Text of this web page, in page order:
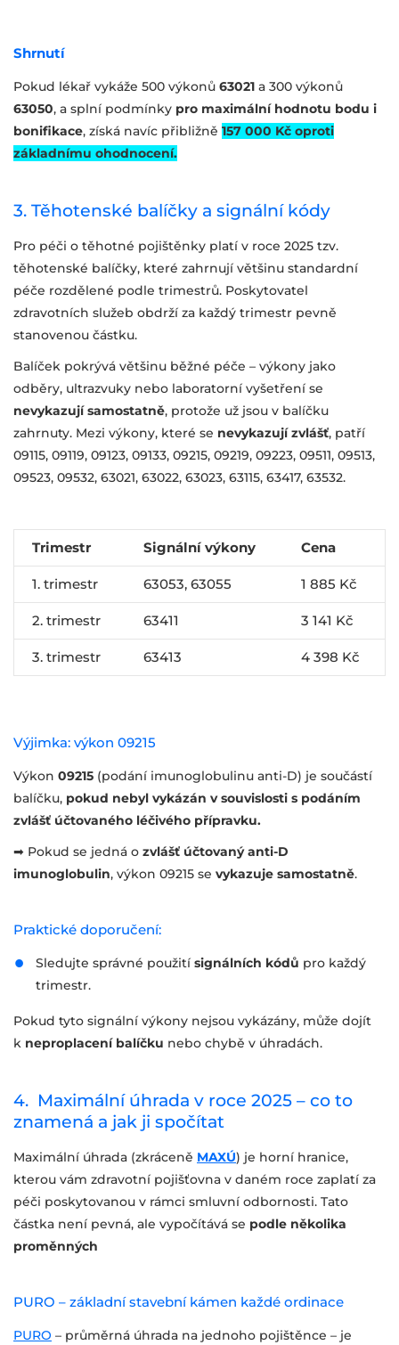
Shrnutí
Pokud lékař vykáže 500 výkonů 63021 a 300 výkonů
63050, a splní podmínky pro maximální hodnotu bodu i
bonifikace, získá navíc přibližně 157 000 Kč oproti
základnímu ohodnocení.
3. Těhotenské balíčky a signální kódy
Pro péči o těhotné pojištěnky platí v roce 2025 tzv.
těhotenské balíčky, které zahrnují většinu standardní
péče rozdělené podle trimestrů. Poskytovatel
zdravotních služeb obdrží za každý trimestr pevně
stanovenou částku.
Balíček pokrývá většinu běžné péče – výkony jako
odběry, ultrazvuky nebo laboratorní vyšetření se
nevykazují samostatně, protože už jsou v balíčku
zahrnuty. Mezi výkony, které se nevykazují zvlášť, patří
09115, 09119, 09123, 09133, 09215, 09219, 09223, 09511, 09513,
09523, 09532, 63021, 63022, 63023, 63115, 63417, 63532.
Trimestr Signální výkony Cena
1. trimestr 63053, 63055 1 885 Kč
2. trimestr 63411 3 141 Kč
3. trimestr 63413 4 398 Kč
Výjimka: výkon 09215
Výkon 09215 (podání imunoglobulinu anti-D) je součástí
balíčku, pokud nebyl vykázán v souvislosti s podáním
zvlášť účtovaného léčivého přípravku.
➡ Pokud se jedná o zvlášť účtovaný anti-D
imunoglobulin, výkon 09215 se vykazuje samostatně.
Praktické doporučení:
Sledujte správné použití signálních kódů pro každý
trimestr.
Pokud tyto signální výkony nejsou vykázány, může dojít
k neproplacení balíčku nebo chybě v úhradách.
4. Maximální úhrada v roce 2025 – co to
znamená a jak ji spočítat
Maximální úhrada (zkráceně MAXÚ) je horní hranice,
kterou vám zdravotní pojišťovna v daném roce zaplatí za
péči poskytovanou v rámci smluvní odbornosti. Tato
částka není pevná, ale vypočítává se podle několika
proměnných
PURO – základní stavební kámen každé ordinace
PURO – průměrná úhrada na jednoho pojištěnce – je